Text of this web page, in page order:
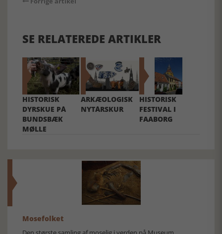
SE RELATEREDE ARTIKLER
HISTORISK
DYRSKUE PÅ
BUNDSBÆK
MØLLE
ARKÆOLOGISK
NYTÅRSKUR
HISTORISK
FESTIVAL I
FAABORG
Mosefolket